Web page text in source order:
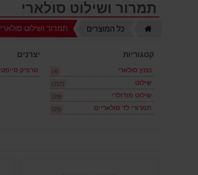
תמרור ושילוט סולארי
כל המוצרים תמרור ושילוט סולארי
קטגוריות
נצנץ סולארי (4)
שילוט (727)
שילוט מודולרי (29)
תמרורי לד סולאריים (25)
יצרנים